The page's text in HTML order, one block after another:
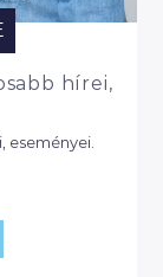
hírei,